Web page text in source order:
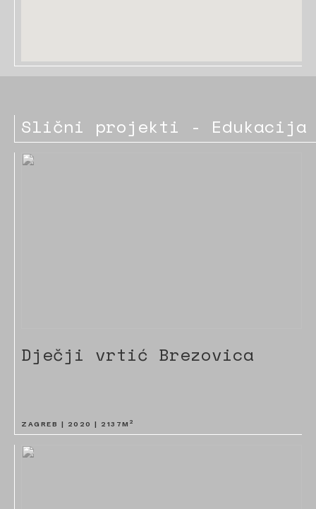
Slični projekti - Edukacija
Dječji vrtić Brezovica
ZAGREB | 2020 | 2137M 2